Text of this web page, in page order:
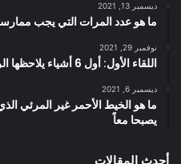
ديسمبر 13, 2021
ما هو عدد المرات التي يجب ممارسة
نوفمبر 29, 2021
اللقاء الأول: أول 6 أشياء يلاحظها الرجال في المرأة
ديسمبر 6, 2021
ما هو الخيط الأحمر غير المرئي
يصبحا معاً
أحدث المقالات